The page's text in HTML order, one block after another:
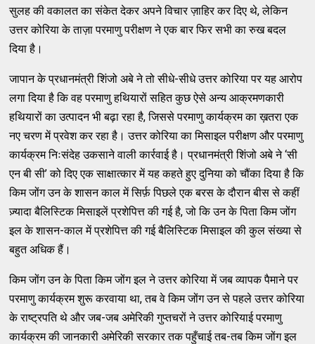
सुलह की वकालत का संकेत देकर अपने विचार ज़ाहिर कर दिए थे, लेकिन
उत्तर कोरिया के ताज़ा परमाणु परीक्षण ने एक बार फिर सभी का रुख बदल
दिया है।
जापान के प्रधानमंत्री शिंजो अबे ने तो सीधे-सीधे उत्तर कोरिया पर यह आरोप
लगा दिया है कि वह परमाणु हथियारों सहित कुछ ऐसे अन्य आक्रमणकारी
हथियारों का उत्पादन भी बढ़ा रहा है, जिससे परमाणु कार्यक्रम का ख़तरा एक
नए चरण में प्रवेश कर रहा है। उत्तर कोरिया का मिसाइल परीक्षण और परमाणु
कार्यक्रम निःसंदेह उकसाने वाली कार्रवाई है। प्रधानमंत्री शिंजो अबे ने ‘सी
एन बी सी’ को दिए एक साक्षात्कार में यह कहते हुए दुनिया को चौंका दिया है कि
किम जोंग उन के शासन काल में सिर्फ़ पिछले एक बरस के दौरान बीस से कहीं
ज़्यादा बैलिस्टिक मिसाइलें प्रशेपित्त की गई है, जो कि उन के पिता किम जोंग
इल के शासन-काल में प्रशेपित्त की गई बैलिस्टिक मिसाइल की कुल संख्या से
बहुत अधिक हैं।
किम जोंग उन के पिता किम जोंग इल ने उत्तर कोरिया में जब व्यापक पैमाने पर
परमाणु कार्यक्रम शुरू करवाया था, तब वे किम जोंग उन से पहले उत्तर कोरिया
के राष्ट्रपति थे और जब-जब अमेरिकी गुप्तचरों ने उत्तर कोरियाई परमाणु
कार्यक्रम की जानकारी अमेरिकी सरकार तक पहुँचाई तब-तब किम जोंग इल